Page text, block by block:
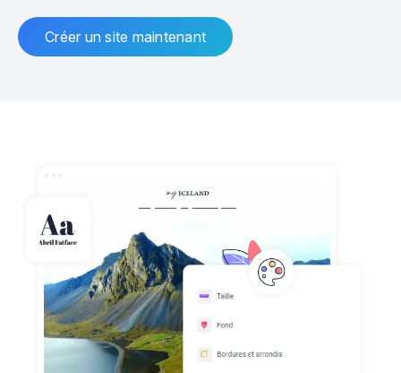
Créer un site maintenant